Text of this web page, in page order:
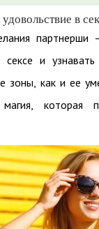
в
партнерши
сексе и
зоны, как и ее
которая